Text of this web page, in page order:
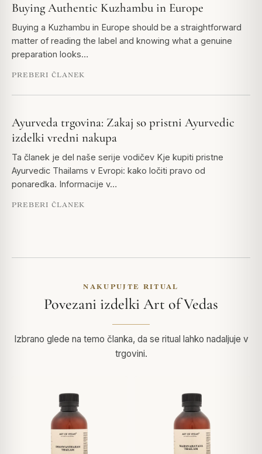
Buying Authentic Kuzhambu in Europe
Buying a Kuzhambu in Europe should be a straightforward
matter of reading the label and knowing what a genuine
preparation looks…
PREBERI ČLANEK
Ayurveda trgovina: Zakaj so pristni Ayurvedic
izdelki vredni nakupa
Ta članek je del naše serije vodičev Kje kupiti pristne
Ayurvedic Thailams v Evropi: kako ločiti pravo od
ponaredka. Informacije v…
PREBERI ČLANEK
NAKUPUJTE RITUAL
Povezani izdelki Art of Vedas
Izbrano glede na temo članka, da se ritual lahko nadaljuje v
trgovini.